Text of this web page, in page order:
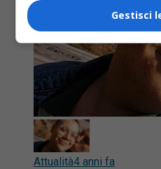
Attualità4 anni fa
Gestisci